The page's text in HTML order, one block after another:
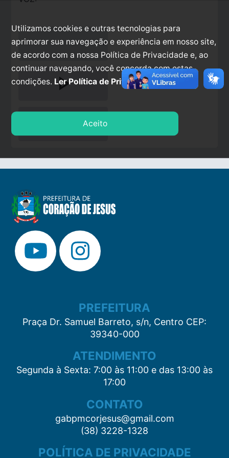
play_arrow
PREFEITURA
Praça Dr. Samuel Barreto, s/n, Centro CEP:
39340-000
ATENDIMENTO
Segunda à Sexta: 7:00 às 11:00 e das 13:00 às
17:00
CONTATO
gabpmcorjesus@gmail.com
(38) 3228-1328
POLÍTICA DE PRIVACIDADE
Utilizamos cookies e outras tecnologias para
aprimorar sua navegação e experiência em nosso site,
de acordo com a nossa Política de Privacidade e, ao
continuar navegando, você concorda com estas
condições. Ler Política de Privacidade.
Aceito